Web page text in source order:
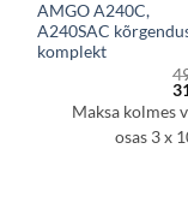
AMGO A240C,
A240SAC
komplekt
Maksa kolmes
osas 3 x